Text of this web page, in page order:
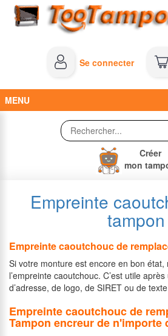
Se connecter
MENU
Créer
mon
Empreinte
tampon
Empreinte caoutchouc de
Si votre monture est encore en bon
l’empreinte caoutchouc. C’est utile
d’adresse, de logo, de SIRET ou de
Empreinte caoutchouc de
Tampon encreur de n'importe